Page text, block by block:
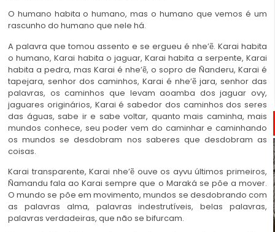
O humano habita o humano, mas o humano que vemos é um
rascunho do humano que nele há.
A palavra que tomou assento e se ergueu é nhe’ẽ. Karai habita
o humano, Karai habita o jaguar, Karai habita a serpente, Karai
habita a pedra, mas Karai é nhe’ẽ, o sopro de Ñanderu, Karai é
tapejara, senhor dos caminhos, Karai é nhe’ẽ jara, senhor das
palavras, os caminhos que levam aoamba dos jaguar ovy,
jaguares originários, Karai é sabedor dos caminhos dos seres
das águas, sabe ir e sabe voltar, quanto mais caminha, mais
mundos conhece, seu poder vem do caminhar e caminhando
os mundos se desdobram nos saberes que desdobram as
coisas.
Karai transparente, Karai nhe’ẽ ouve os ayvu últimos primeiros,
Ñamandu fala ao Karai sempre que o Maraká se põe a mover.
O mundo se põe em movimento, mundos se desdobrando com
as palavras alma, palavras indestrutíveis, belas palavras,
palavras verdadeiras, que não se bifurcam.